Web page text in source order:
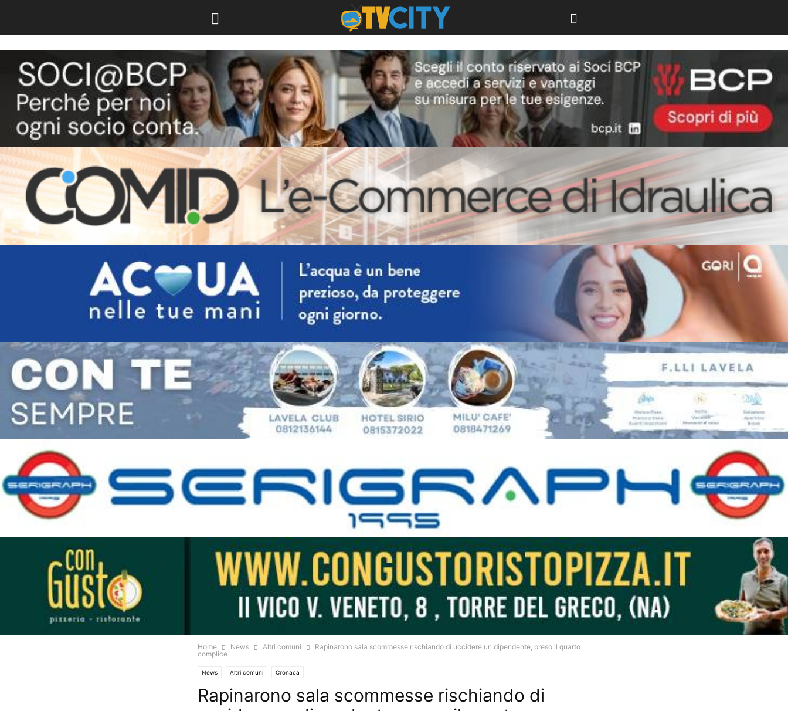
Home News Altri comuni
Rapinarono sala scommesse rischiando di uccidere un dipendente, preso il quarto
complice
News Altri comuni Cronaca
Rapinarono sala scommesse rischiando di